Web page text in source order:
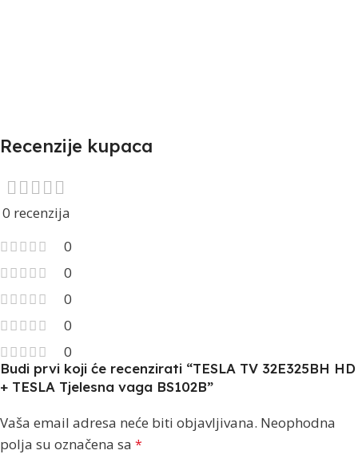
Recenzije kupaca
0 recenzija
0
0
0
0
0
Budi prvi koji će recenzirati “TESLA TV 32E325BH HD
+ TESLA Tjelesna vaga BS102B”
Vaša email adresa neće biti objavljivana. Neophodna
polja su označena sa *